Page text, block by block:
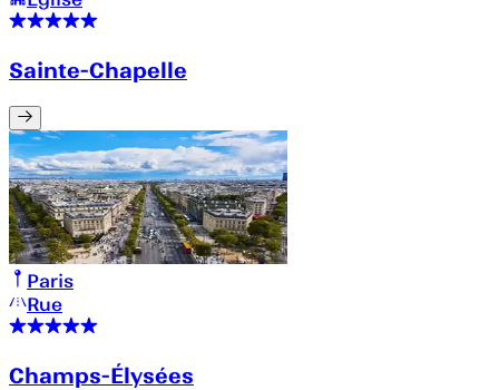
Sainte-Chapelle
Paris
Rue
Champs-Élysées